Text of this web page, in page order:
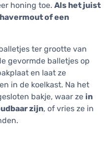
honing toe. Als het juist
of een
ter grootte van
gevormde balletjes op
en laat ze
in de koelkast. Na het
bakje, waar ze in
zijn, of vries ze in